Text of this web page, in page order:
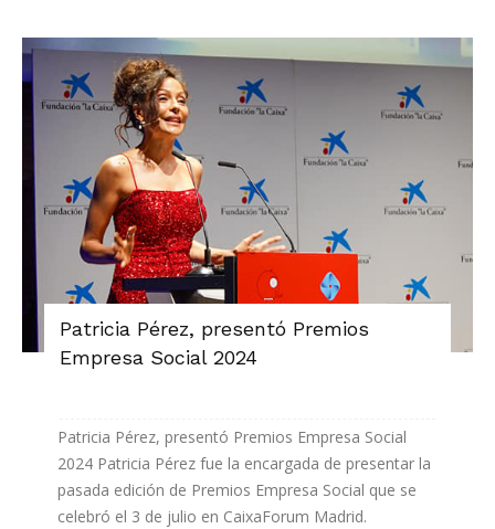
Patricia Pérez, presentó Premios
Empresa Social 2024
Patricia Pérez, presentó Premios Empresa Social
2024 Patricia Pérez fue la encargada de presentar la
pasada edición de Premios Empresa Social que se
celebró el 3 de julio en CaixaForum Madrid.